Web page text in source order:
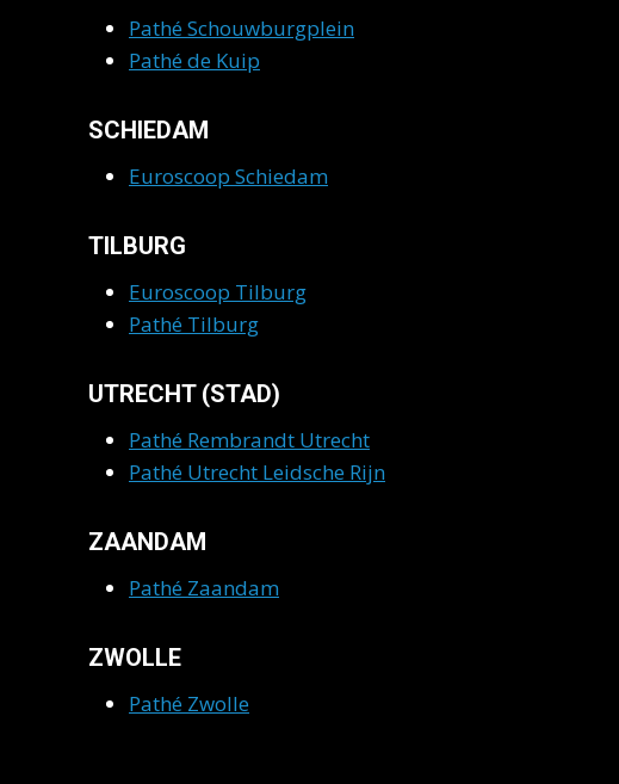
Pathé Schouwburgplein
Pathé de Kuip
SCHIEDAM
Euroscoop Schiedam
TILBURG
Euroscoop Tilburg
Pathé Tilburg
UTRECHT (STAD)
Pathé Rembrandt Utrecht
Pathé Utrecht Leidsche Rijn
ZAANDAM
Pathé Zaandam
ZWOLLE
Pathé Zwolle